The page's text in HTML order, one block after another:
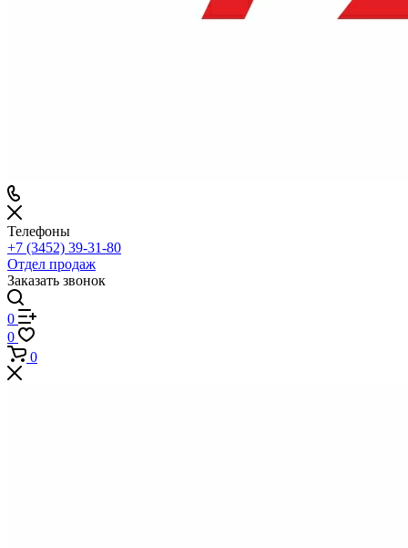
Телефоны
+7 (3452) 39-31-80
Отдел продаж
Заказать звонок
0
0
0